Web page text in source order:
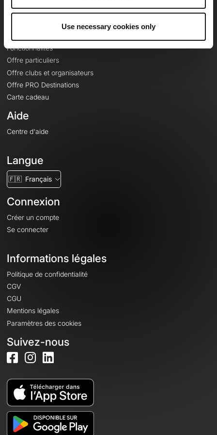
Use necessary cookies only
Fonctionnalités
Offre particuliers
Offre clubs et organisateurs
Offre PRO Destinations
Carte cadeau
Aide
Centre d'aide
Langue
🇫🇷 Français
Connexion
Créer un compte
Se connecter
Informations légales
Politique de confidentialité
CGV
CGU
Mentions légales
Paramètres des cookies
Suivez-nous